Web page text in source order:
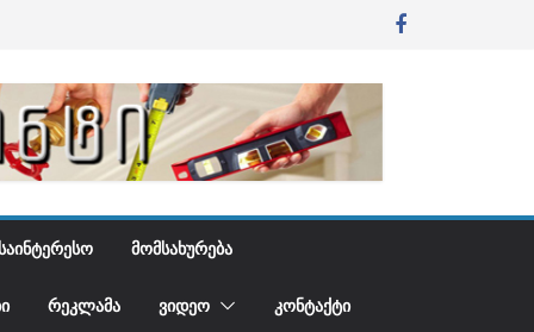
ᲡᲐᲘᲜᲢᲔᲠᲔᲡᲝ ᲛᲝᲛᲡᲐᲮᲣᲠᲔᲑᲐ
ᲠᲔᲙᲚᲐᲛᲐ ᲕᲘᲓᲔᲝ ᲙᲝᲜᲢᲐᲥᲢᲘ